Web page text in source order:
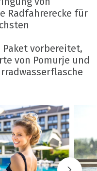
Radfahrerecke für
vorbereitet,
von Pomurje und